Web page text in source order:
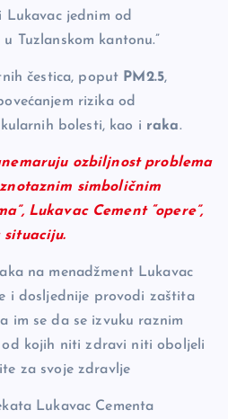
Lukavac jednim od
Tuzlanskom kantonu.”
čestica, poput PM2.5,
rizika od
bolesti, kao i raka.
ozbiljnost problema
simboličnim
Lukavac Cement “opere”,
situaciju.
na menadžment Lukavac
i dosljednije provodi zaštita
im se da se izvuku raznim
kojih niti zdravi niti oboljeli
za svoje zdravlje
Lukavac Cementa